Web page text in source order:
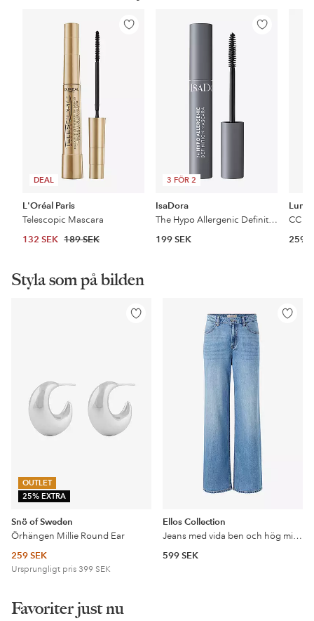
DEAL
Lägg
L'Oréal Paris
Telescopic Mascara
132 SEK 189 SEK
3 FÖR 2
Lägg
IsaDora
The Hypo Allergenic Definition Mascara
199 SEK
259
Styla som på bilden
OUTLET
25% EXTRA
Lägg
Snö of Sweden
Örhängen Millie Round Ear
259 SEK
Ursprungligt pris 399 SEK
Lägg
Ellos Collection
Jeans med vida ben och hög midja
599 SEK
Favoriter just nu